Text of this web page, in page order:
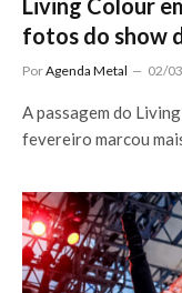
Living Colour
fotos do show
PorAgenda Metal 02/
A passagem do
fevereiro marcou